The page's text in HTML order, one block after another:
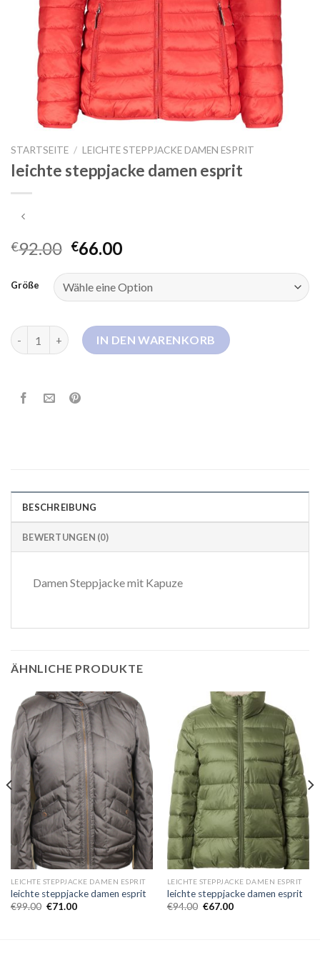
STARTSEITE / LEICHTE STEPPJACKE DAMEN ESPRIT
leichte steppjacke damen esprit
€92.00 €66.00
Größe
leichte steppjacke damen esprit Menge
IN DEN WARENKORB
BESCHREIBUNG
BEWERTUNGEN (0)
Damen Steppjacke mit Kapuze
ÄHNLICHE PRODUKTE
LEICHTE STEPPJACKE DAMEN ESPRIT
leichte steppjacke damen esprit
€99.00 €71.00
LEICHTE STEPPJACKE DAMEN ESPRIT
leichte steppjacke damen esprit
€94.00 €67.00